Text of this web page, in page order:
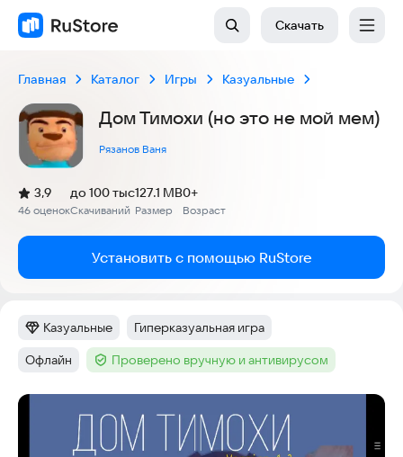
Скачать
Главная Каталог Игры Казуальные
Дом Тимохи (но это не мой мем)
Рязанов Ваня
Рейтинг:
3,9
(
46 оценок
)
Скачиваний
до 100 тыс
Размер
127.1 MB
Возраст
0+
Установить с помощью RuStore
Категория:
Казуальные Тег:
Гиперказуальная игра
Тег:
Офлайн Тег :Проверено вручную и антивирусом
Скриншоты